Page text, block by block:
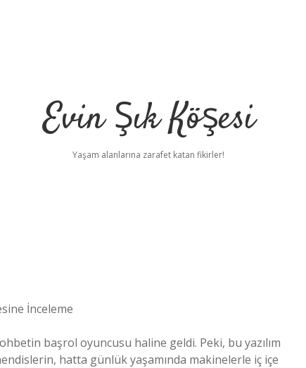
Evin Şık Köşesi
Yaşam alanlarına zarafet katan fikirler!
İnceleme
başrol oyuncusu haline geldi. Peki, bu yazılım
hatta günlük yaşamında makinelerle iç içe